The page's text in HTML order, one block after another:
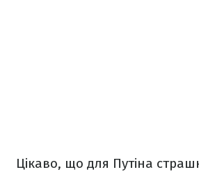
Цікаво, що для Путіна